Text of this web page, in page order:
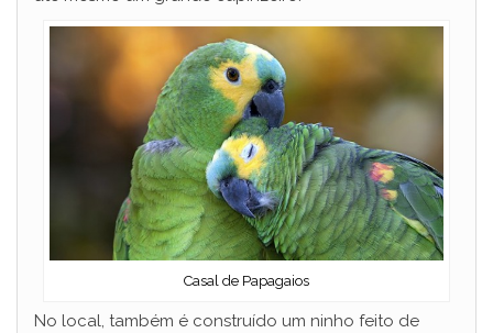
Casal de Papagaios
No local, também é construído um ninho feito de